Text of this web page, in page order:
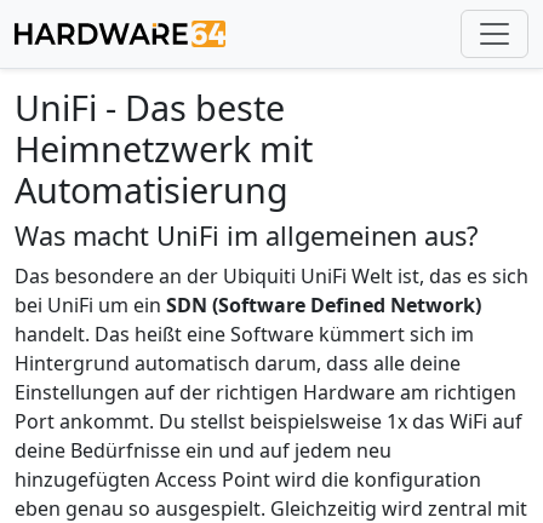
UniFi - Das beste
Heimnetzwerk mit
Automatisierung
Was macht UniFi im allgemeinen aus?
Das besondere an der Ubiquiti UniFi Welt ist, das es sich
bei UniFi um ein SDN (Software Defined Network)
handelt. Das heißt eine Software kümmert sich im
Hintergrund automatisch darum, dass alle deine
Einstellungen auf der richtigen Hardware am richtigen
Port ankommt. Du stellst beispielsweise 1x das WiFi auf
deine Bedürfnisse ein und auf jedem neu
hinzugefügten Access Point wird die konfiguration
eben genau so ausgespielt. Gleichzeitig wird zentral mit